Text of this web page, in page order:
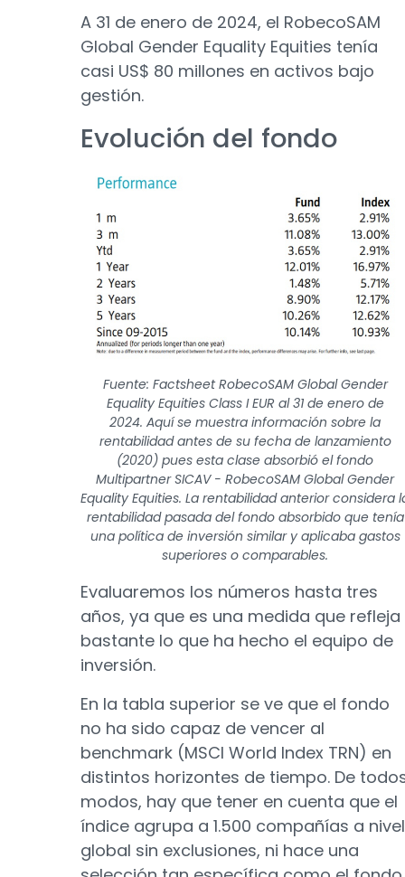
A 31 de enero de 2024, el RobecoSAM
Global Gender Equality Equities tenía
casi US$ 80 millones en activos bajo
gestión.
Evolución del fondo
Fuente: Factsheet RobecoSAM Global Gender
Equality Equities Class I EUR al 31 de enero de
2024. Aquí se muestra información sobre la
rentabilidad antes de su fecha de lanzamiento
(2020) pues esta clase absorbió el fondo
Multipartner SICAV - RobecoSAM Global Gender
Equality Equities. La rentabilidad anterior considera
rentabilidad pasada del fondo absorbido que tenía
una política de inversión similar y aplicaba gastos
superiores o comparables.
Evaluaremos los números hasta tres
años, ya que es una medida que refleja
bastante lo que ha hecho el equipo de
inversión.
En la tabla superior se ve que el fondo
no ha sido capaz de vencer al
benchmark (MSCI World Index TRN) en
distintos horizontes de tiempo. De
modos, hay que tener en cuenta que el
índice agrupa a 1.500 compañías a nivel
global sin exclusiones, ni hace una